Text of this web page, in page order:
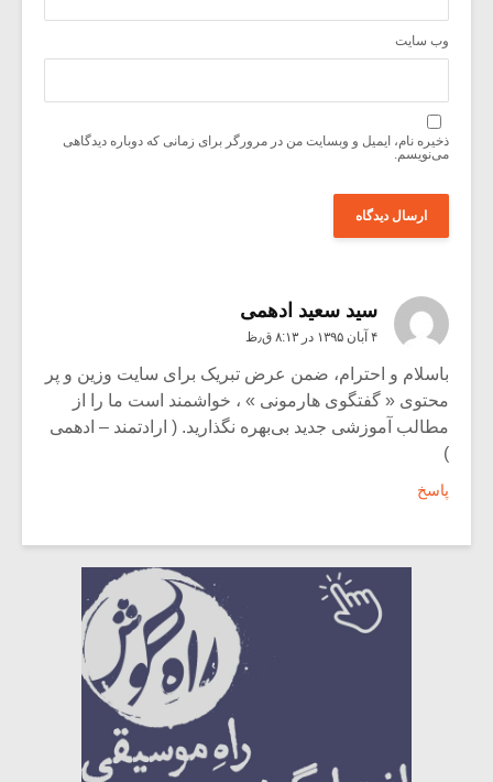
وب‌ سایت
ذخیره نام، ایمیل و وبسایت من در مرورگر برای زمانی که دوباره دیدگاهی
می‌نویسم.
سید سعید ادهمی
۴ آبان ۱۳۹۵ در ۸:۱۳ ق٫ظ
باسلام و احترام، ضمن عرض تبریک برای سایت وزین و پر
محتوی « گفتگوی هارمونی » ، خواشمند است ما را از
مطالب آموزشی جدید بی‌بهره نگذارید. ( ارادتمند – ادهمی
)
پاسخ